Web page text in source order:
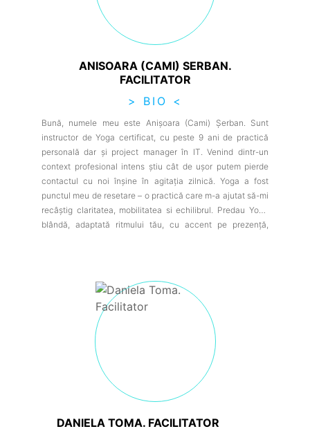
ANISOARA (CAMI) SERBAN.
FACILITATOR
> BIO <
Bună, numele meu este Anișoara (Cami) Șerban. Sunt
instructor de Yoga certificat, cu peste 9 ani de practică
personală dar și project manager în IT. Venind dintr-un
context profesional intens știu cât de ușor putem pierde
contactul cu noi înșine în agitația zilnică. Yoga a fost
punctul meu de resetare – o practică care m-a ajutat să-mi
recâștig claritatea, mobilitatea si echilibrul. Predau Yoga
blândă, adaptată ritmului tău, cu accent pe prezență,
necesare cu care să te sustin atât la nivel fizic, cât și
emoțional și energetic. Construiesc o comunitate de femei
care doresc să se simtă mai bine în corpurile lor, mai
centrate în minte și mai împăcate în viața lor de zi cu zi.
Dacă simți că e timpul să-ți oferi spațiu, blândețe și
reconectare – ești binevenită.
DANIELA TOMA. FACILITATOR